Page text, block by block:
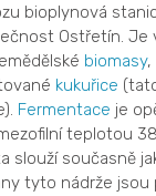
bioplynová
Ostřetín. Je
biomasy,
kukuřice
Fermentace je
teplotou
slouží současně
tyto nádrže jsou